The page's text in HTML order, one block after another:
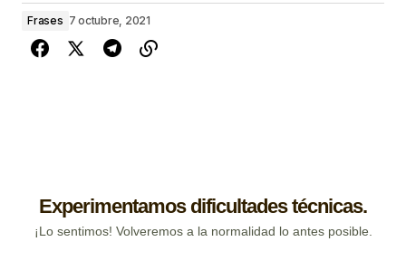
Frases 7 octubre, 2021